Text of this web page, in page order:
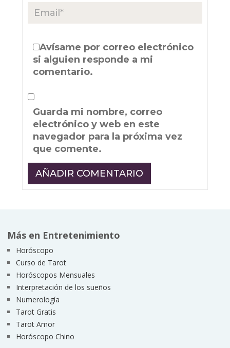
Avísame por correo electrónico
si alguien responde a mi
comentario.
Guarda mi nombre, correo
electrónico y web en este
navegador para la próxima vez
que comente.
Más en Entretenimiento
Horóscopo
Curso de Tarot
Horóscopos Mensuales
Interpretación de los sueños
Numerología
Tarot Gratis
Tarot Amor
Horóscopo Chino